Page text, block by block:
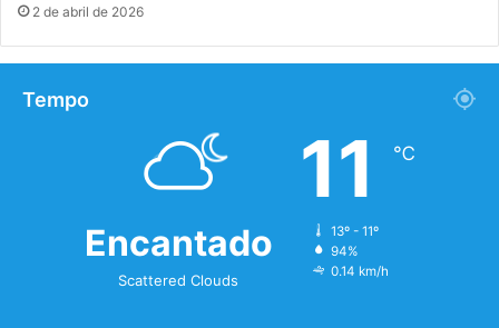
2 de abril de 2026
Tempo
Encantado
Scattered Clouds
11 ℃
13º - 11º
94%
0.14 km/h